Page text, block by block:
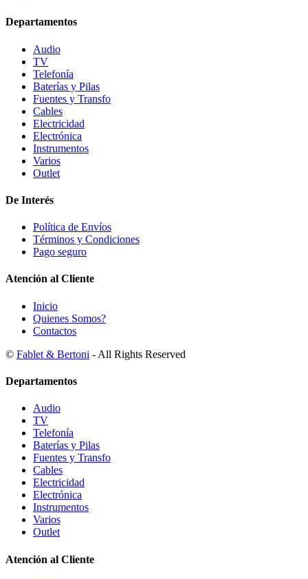
Departamentos
Audio
TV
Telefonía
Baterías y Pilas
Fuentes y Transfo
Cables
Electricidad
Electrónica
Instrumentos
Varios
Outlet
De Interés
Política de Envíos
Términos y Condiciones
Pago seguro
Atención al Cliente
Inicio
Quienes Somos?
Contactos
© Fablet & Bertoni - All Rights Reserved
Departamentos
Audio
TV
Telefonía
Baterías y Pilas
Fuentes y Transfo
Cables
Electricidad
Electrónica
Instrumentos
Varios
Outlet
Atención al Cliente